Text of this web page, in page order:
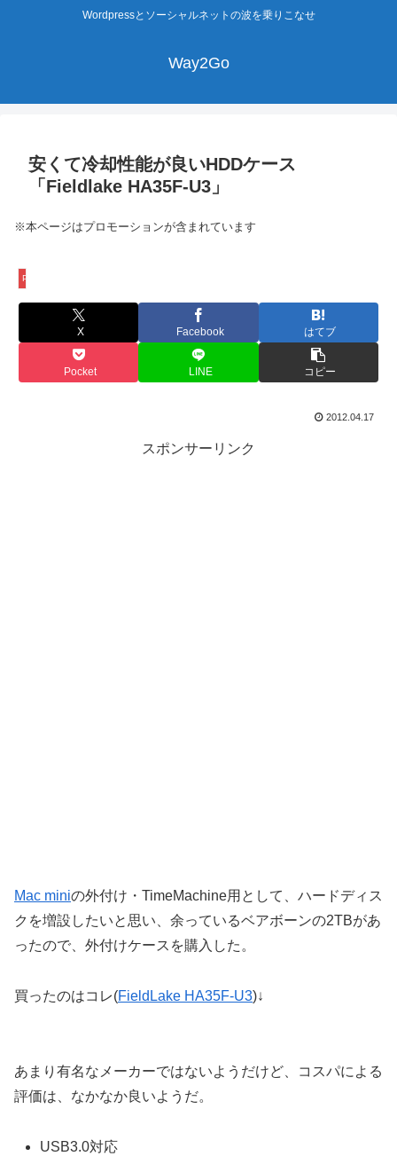
Wordpressとソーシャルネットの波を乗りこなせ
Way2Go
安くて冷却性能が良いHDDケース
「Fieldlake HA35F-U3」
※本ページはプロモーションが含まれています
PC
X Facebook はてブ
Pocket LINE コピー
2012.04.17
スポンサーリンク
Mac miniの外付け・TimeMachine用として、ハードディス
クを増設したいと思い、余っているベアボーンの2TBがあ
ったので、外付けケースを購入した。
買ったのはコレ(FieldLake HA35F-U3)↓
あまり有名なメーカーではないようだけど、コスパによる
評価は、なかなか良いようだ。
USB3.0対応